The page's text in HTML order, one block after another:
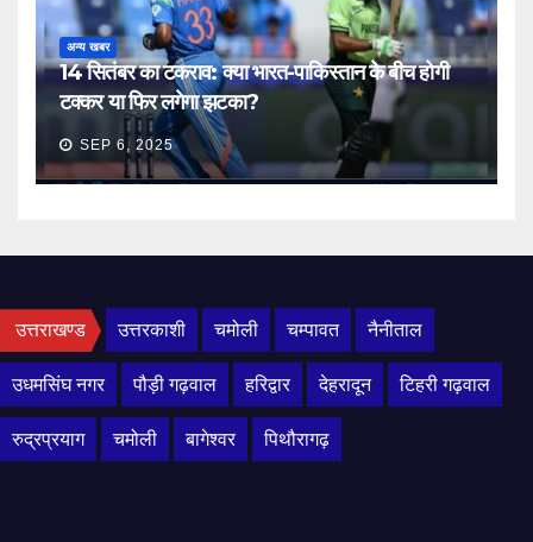
अन्य खबर
14 सितंबर का टकराव: क्या भारत-पाकिस्तान के बीच होगी
टक्कर या फिर लगेगा झटका?
SEP 6, 2025
उत्तराखण्ड उत्तरकाशी चमोली चम्पावत नैनीताल
उधमसिंघ नगर पौड़ी गढ़वाल हरिद्वार देहरादून टिहरी गढ़वाल
रुद्रप्रयाग चमोली बागेश्वर पिथौरागढ़